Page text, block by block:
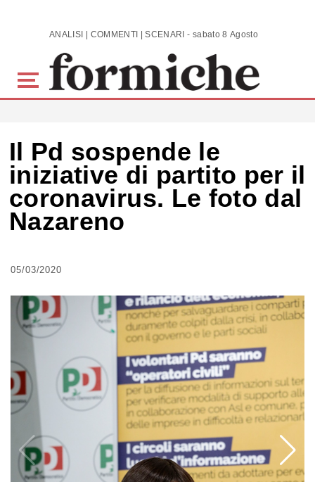
Skip to main content ANALISI | COMMENTI | SCENARI - sabato 8 Agosto 2026
Il Pd sospende le
iniziative di partito per il
coronavirus. Le foto dal
Nazareno
05/03/2020